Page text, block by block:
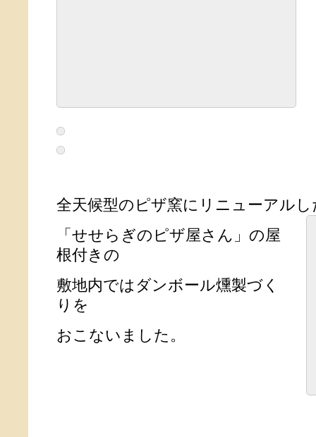
全天候型のピザ窯にリニューアルし
「せせらぎのピザ屋さん」の屋
根付きの
敷地内ではダンボール燻製づく
りを
おこないました。